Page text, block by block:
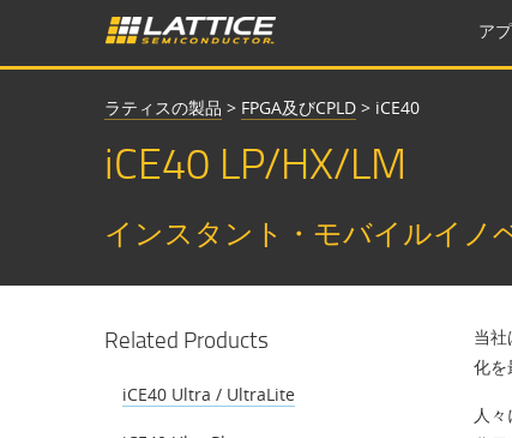
ア
ラティスの製品 > FPGA及びCPLD > iCE40
iCE40 LP/HX/LM
インスタント・モバイルイノ
Related Products
iCE40 Ultra / UltraLite
当
化を
人